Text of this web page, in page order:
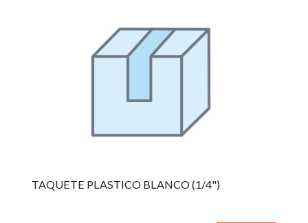
TAQUETE PLASTICO BLANCO (1/4")